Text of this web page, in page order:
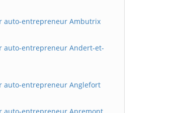
auto-entrepreneur Ambutrix
auto-entrepreneur Andert-et-
auto-entrepreneur Anglefort